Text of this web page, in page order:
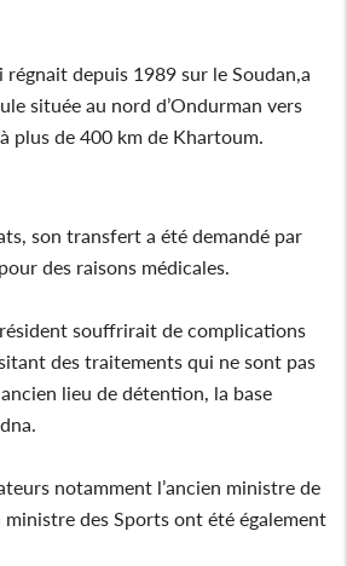
régnait depuis 1989 sur le Soudan,a
située au nord d’Ondurman vers
plus de 400 km de Khartoum.
son transfert a été demandé par
des raisons médicales.
souffrirait de complications
des traitements qui ne sont pas
lieu de détention, la base
notamment l’ancien ministre de
ministre des Sports ont été également